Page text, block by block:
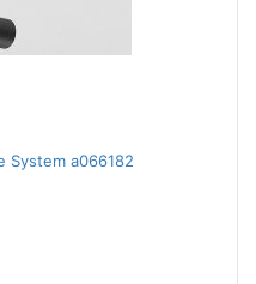
System a066182